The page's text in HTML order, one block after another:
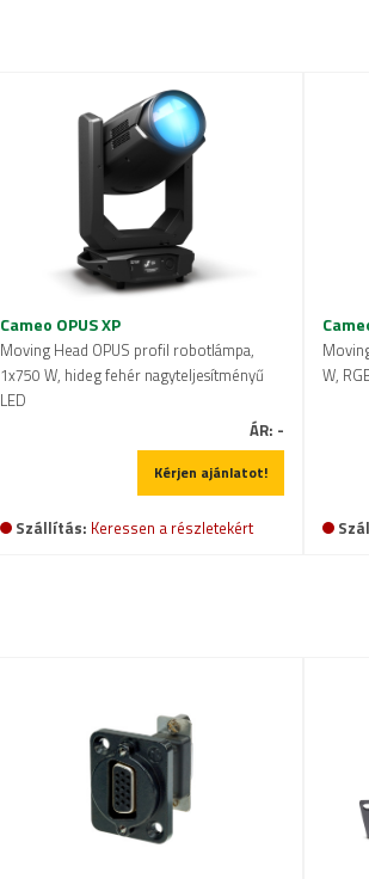
Cameo OPUS XP
Moving Head OPUS profil robotlámpa,
1x750 W, hideg fehér nagyteljesítményű
LED
ÁR: -
Kérjen ajánlatot!
Szállítás: Keressen a részletekért
W,